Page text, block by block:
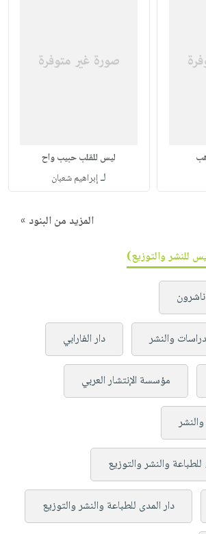
ليس للقلب حبيب واح
لـإبراهيم شعبان
المزيد من البنود »
للنشر والتوزيع)
ناشرون
والنشر دار الفارابي
مؤسسة الإنتشار العربي
والنشر والتوزيع
دار المدى للطباعة والنشر والتوزيع